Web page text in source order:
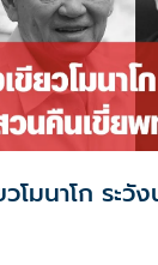
โมนาโก ระวั